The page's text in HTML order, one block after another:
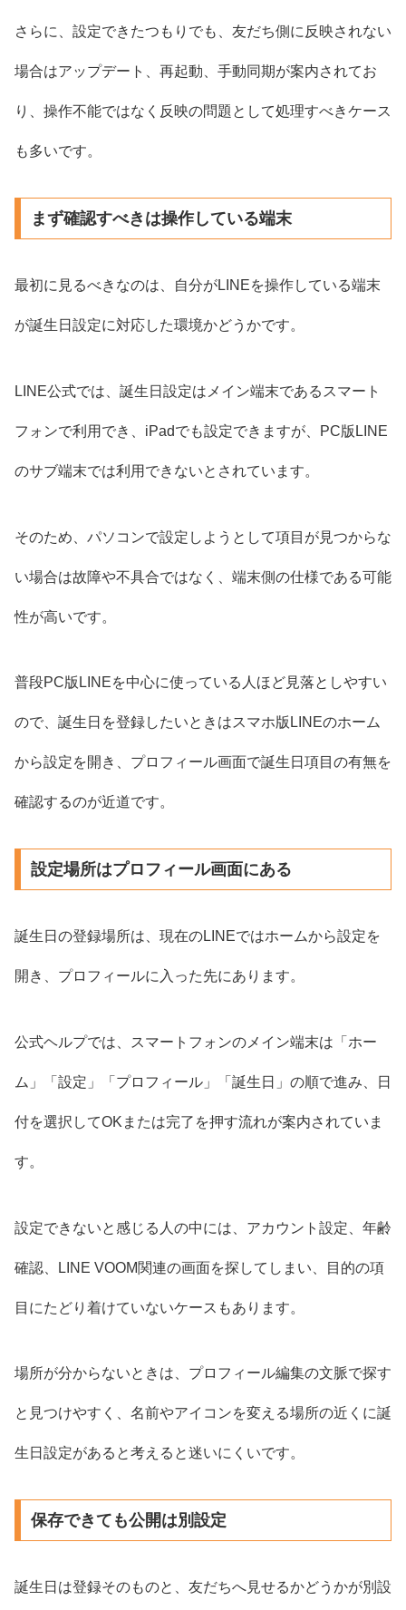
さらに、設定できたつもりでも、友だち側に反映されない
場合はアップデート、再起動、手動同期が案内されてお
り、操作不能ではなく反映の問題として処理すべきケース
も多いです。
まず確認すべきは操作している端末
最初に見るべきなのは、自分がLINEを操作している端末
が誕生日設定に対応した環境かどうかです。
LINE公式では、誕生日設定はメイン端末であるスマート
フォンで利用でき、iPadでも設定できますが、PC版LINE
のサブ端末では利用できないとされています。
そのため、パソコンで設定しようとして項目が見つからな
い場合は故障や不具合ではなく、端末側の仕様である可能
性が高いです。
普段PC版LINEを中心に使っている人ほど見落としやすい
ので、誕生日を登録したいときはスマホ版LINEのホーム
から設定を開き、プロフィール画面で誕生日項目の有無を
確認するのが近道です。
設定場所はプロフィール画面にある
誕生日の登録場所は、現在のLINEではホームから設定を
開き、プロフィールに入った先にあります。
公式ヘルプでは、スマートフォンのメイン端末は「ホー
ム」「設定」「プロフィール」「誕生日」の順で進み、日
付を選択してOKまたは完了を押す流れが案内されていま
す。
設定できないと感じる人の中には、アカウント設定、年齢
確認、LINE VOOM関連の画面を探してしまい、目的の項
目にたどり着けていないケースもあります。
場所が分からないときは、プロフィール編集の文脈で探す
と見つけやすく、名前やアイコンを変える場所の近くに誕
生日設定があると考えると迷いにくいです。
保存できても公開は別設定
誕生日は登録そのものと、友だちへ見せるかどうかが別設